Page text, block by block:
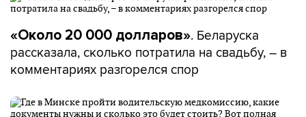
«Около 20 000 долларов». Беларуска
рассказала, сколько потратила на свадьбу, – в
комментариях разгорелся спор